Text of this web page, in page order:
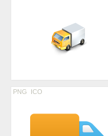
PNG ICO